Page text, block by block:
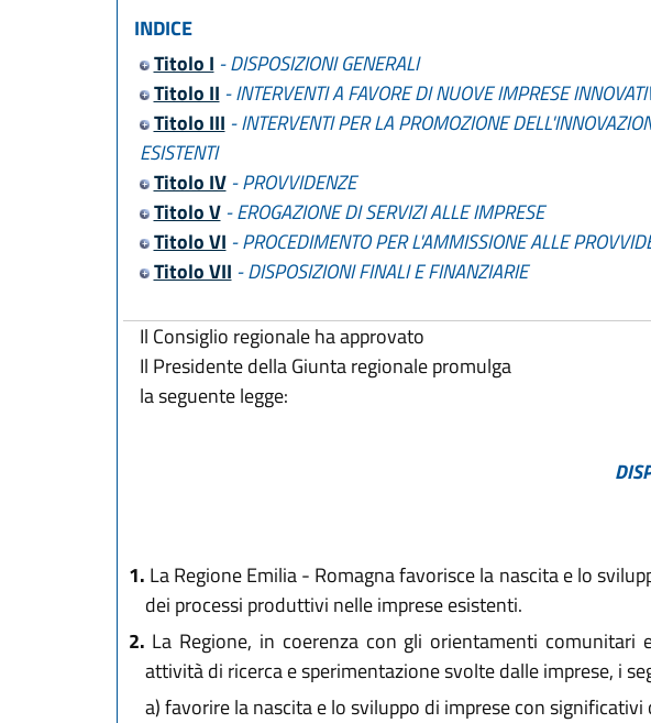
INDICE
Titolo I - DISPOSIZIONI GENERALI
Titolo II - INTERVENTI A FAVORE DI NUOVE IMPRESE
Titolo III - INTERVENTI PER LA PROMOZIONE
ESISTENTI
Titolo IV- PROVVIDENZE
Titolo V- EROGAZIONE DI SERVIZI ALLE IMPRESE
Titolo VI - PROCEDIMENTO PER L'AMMISSIONE ALLE
Titolo VII - DISPOSIZIONI FINALI E FINANZIARIE
Il Consiglio regionale ha approvato
Il Presidente della Giunta regionale promulga
la seguente legge:
1. La Regione Emilia - Romagna favorisce la nascita e lo
dei processi produttivi nelle imprese esistenti.
2. La Regione, in coerenza con gli orientamenti
attività di ricerca e sperimentazione svolte dalle imprese, i
a)favorire la nascita e lo sviluppo di imprese con